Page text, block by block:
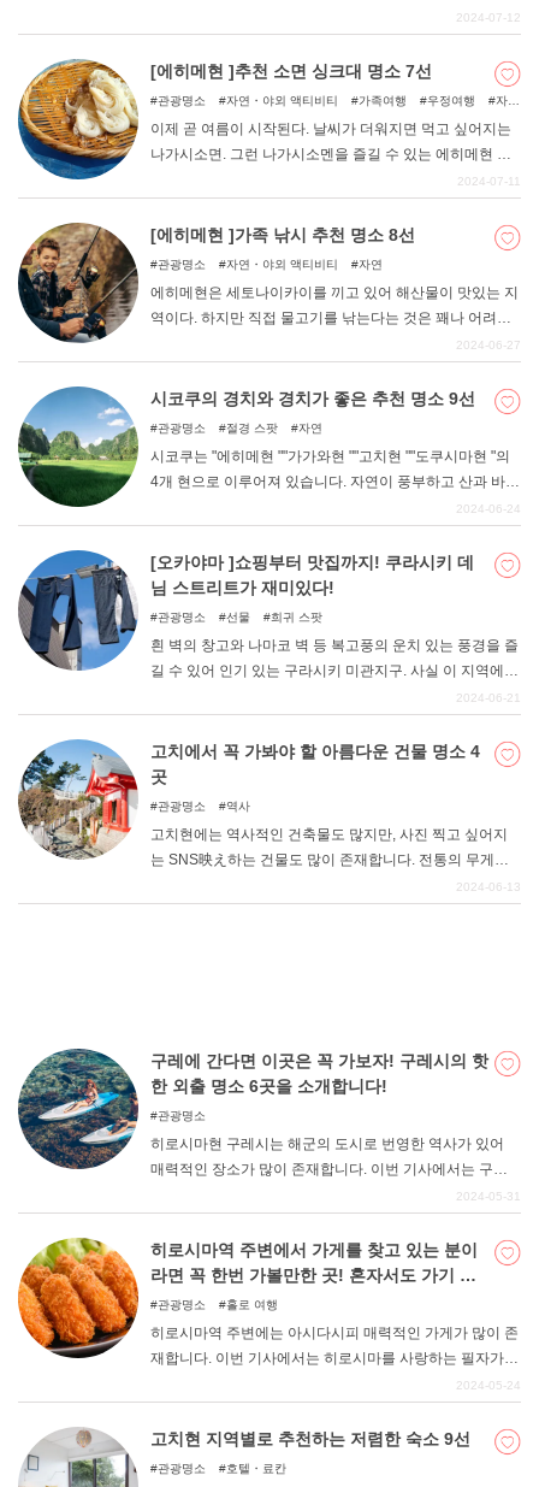
록 몸을 움직여주고 싶다! 등의 고민이 있으신가요? 에히메
이번에는 추천 "비오는 날에도 아이와 함께 즐길 수 있는 에
히메현의 명소 "를 소개합니다.
2024-07-12
[에히메현 ]추천 소면 싱크대 명소 7선
관광명소 자연・야외 액티비티 가족여행 우정여행
자
이제 곧 여름이 시작된다. 날씨가 더워지면 먹고 싶어지는
나가시소면. 그런 나가시소멘을 즐길 수 있는 에히메현 내
의 명소를 정리했습니다. 마쓰야마 시내에서 접근하기 쉬
이 글을 참고하여 가족과 함께 방문해보시기 바랍니다.
2024-07-11
[에히메현 ]가족 낚시 추천 명소 8선
관광명소 자연・야외 액티비티 자연
에히메현은 세토나이카이를 끼고 있어 해산물이 맛있는 지
역이다. 하지만 직접 물고기를 낚는다는 것은 꽤나 어려운
일이다. 아이와 함께 낚시를 해보고 싶은데, 해본 적이 없어
지 모르겠고......... 그런 분들은 이 글을 참고해 보시기 바랍
니다. 에히메현 내에서 추천하는 가족 낚시 명소 8곳을 소
2024-06-27
시코쿠의 경치와 경치가 좋은 추천 명소 9선
관광명소 절경 스팟 자연
시코쿠는 "에히메현 ""가가와현 ""고치현 ""도쿠시마현 "의
4개 현으로 이루어져 있습니다. 자연이 풍부하고 산과 바다
로 둘러싸여 있어 절경과 경치가 좋은 곳이 많다. 이번에는
명소를 소개합니다.
2024-06-24
[오카야마 ]쇼핑부터 맛집까지! 쿠라시키 데
님 스트리트가 재미있다!
관광명소 선물 희귀 스팟
흰 벽의 창고와 나마코 벽 등 복고풍의 운치 있는 풍경을 즐
길 수 있어 인기 있는 구라시키 미관지구. 사실 이 지역에
데님 사랑이 넘치는 "쿠라시키 데님 스트리트 "라는 재미있
시에 가면 꼭 들러야 할 구라시키 데님 스트리트의 매력을
소개합니다.
2024-06-21
고치에서 꼭 가봐야 할 아름다운 건물 명소 4
곳
관광명소 역사
고치현에는 역사적인 건축물도 많지만, 사진 찍고 싶어지
는 SNS映え하는 건물도 많이 존재합니다. 전통의 무게감
이 느껴지는 옛 건축물에서 조금 벗어나 스타일리시하고
합니다.
2024-06-13
구레에 간다면 이곳은 꼭 가보자! 구레시의 핫
한 외출 명소 6곳을 소개합니다!
관광명소
히로시마현 구레시는 해군의 도시로 번영한 역사가 있어
매력적인 장소가 많이 존재합니다. 이번 기사에서는 구레
시에 거주한 경험이 있는 필자가 정말 추천하고 싶은 구레
은 꼭 참고해 보시기 바랍니다.
2024-05-31
히로시마역 주변에서 가게를 찾고 있는 분이
라면 꼭 한번 가볼만한 곳! 혼자서도 가기 편
한 가게 7곳
관광명소 홀로 여행
히로시마역 주변에는 아시다시피 매력적인 가게가 많이 존
재합니다. 이번 기사에서는 히로시마를 사랑하는 필자가
히로시마역 주변의 가게 중 혼자서도 가기 쉬운 추천 가게
2024-05-24
고치현 지역별로 추천하는 저렴한 숙소 9선
관광명소 호텔・료칸